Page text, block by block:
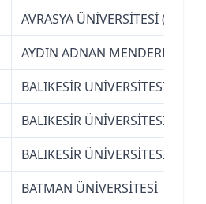
AVRASYA ÜNİVERSİTESİ
AYDIN ADNAN MENDERES
BALIKESİR ÜNİVERSİTESİ
BALIKESİR ÜNİVERSİTESİ
BALIKESİR ÜNİVERSİTESİ
BATMAN ÜNİVERSİTESİ